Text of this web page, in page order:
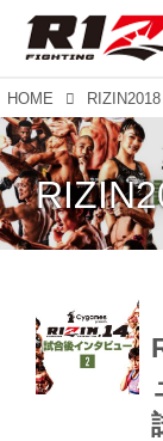
HOME RIZIN2018